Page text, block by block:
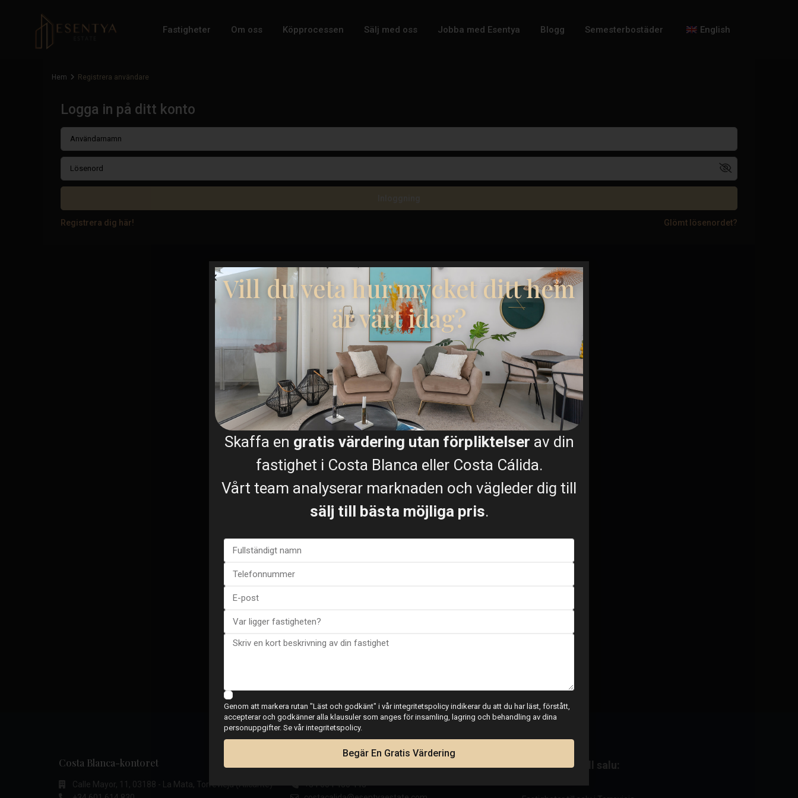
Fastigheter Om oss Köpprocessen Sälj med oss Jobba med Esentya Blogg Semesterbostäder English
Hem Registrera användare
Logga in på ditt konto
Registrera dig här! Glömt lösenordet?
Costa Blanca-kontoret
Calle Mayor, 11, 03188 - La Mata, Torrevieja (Alicante)
+34 604 480 443
Fastigheter till salu:
Vill du veta hur mycket ditt hem
är värt idag?
Skaffa en gratis värdering utan förpliktelser av din
fastighet i Costa Blanca eller Costa Cálida.
Vårt team analyserar marknaden och vägleder dig till
sälj till bästa möjliga pris.
Genom att markera rutan "Läst och godkänt" i vår integritetspolicy indikerar du att du har läst, förstått,
accepterar och godkänner alla klausuler som anges för insamling, lagring och behandling av dina
personuppgifter. Se vår integritetspolicy.
Begär En Gratis Värdering